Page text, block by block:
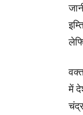
में